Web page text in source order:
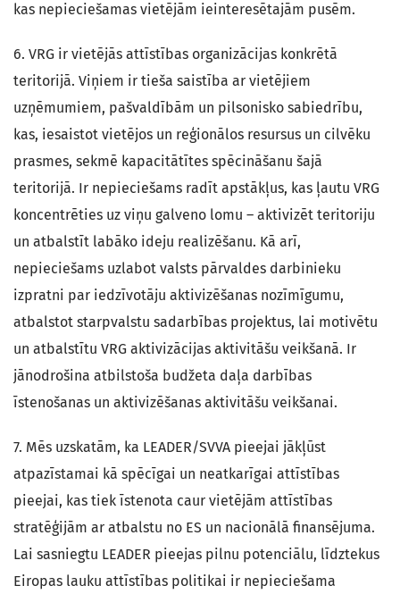
kas nepieciešamas vietējām ieinteresētajām pusēm.
6. VRG ir vietējās attīstības organizācijas konkrētā
teritorijā. Viņiem ir tieša saistība ar vietējiem
uzņēmumiem, pašvaldībām un pilsonisko sabiedrību,
kas, iesaistot vietējos un reģionālos resursus un cilvēku
prasmes, sekmē kapacitātītes spēcināšanu šajā
teritorijā. Ir nepieciešams radīt apstākļus, kas ļautu VRG
koncentrēties uz viņu galveno lomu – aktivizēt teritoriju
un atbalstīt labāko ideju realizēšanu. Kā arī,
nepieciešams uzlabot valsts pārvaldes darbinieku
izpratni par iedzīvotāju aktivizēšanas nozīmīgumu,
atbalstot starpvalstu sadarbības projektus, lai motivētu
un atbalstītu VRG aktivizācijas aktivitāšu veikšanā. Ir
jānodrošina atbilstoša budžeta daļa darbības
īstenošanas un aktivizēšanas aktivitāšu veikšanai.
7. Mēs uzskatām, ka LEADER/SVVA pieejai jākļūst
atpazīstamai kā spēcīgai un neatkarīgai attīstības
pieejai, kas tiek īstenota caur vietējām attīstības
stratēģijām ar atbalstu no ES un nacionālā finansējuma.
Lai sasniegtu LEADER pieejas pilnu potenciālu, līdztekus
Eiropas lauku attīstības politikai ir nepieciešama